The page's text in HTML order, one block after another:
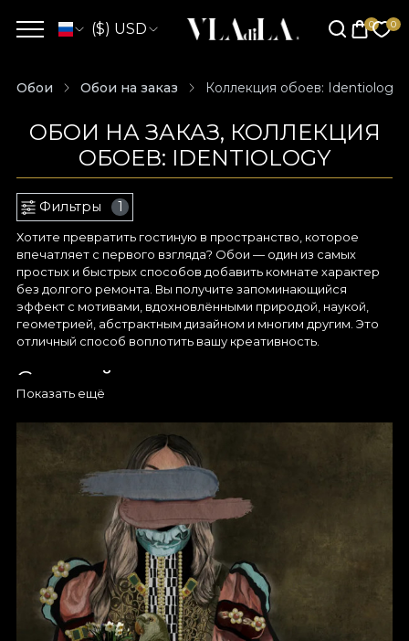
($) USD
Обои Обои на заказ Коллекция обоев: Identiology
ОБОИ НА ЗАКАЗ, КОЛЛЕКЦИЯ
ОБОЕВ: IDENTIOLOGY
Фильтры 1
Хотите превратить гостиную в пространство, которое
впечатляет с первого взгляда? Обои — один из самых
простых и быстрых способов добавить комнате характер
без долгого ремонта. Вы получите запоминающийся
эффект с мотивами, вдохновлёнными природой, наукой,
геометрией, абстрактным дизайном и многим другим. Это
отличный способ воплотить вашу креативность.
Сочетайте искусство и
элегантность с помощью
персонализированных обоев
В VLAdiLA вас ждёт широкий выбор обоев, чтобы вы могли
подобрать идеальные цвета, текстуры и размеры для
вашего пространства. Стоит добавить свою подпись в
интерьер и вернуть комнате новую жизнь с
индивидуальными обоями. Вы сразу увидите, как они
меняют атмосферу и превращают комнату в место, где
хочется оставаться дольше.
Измените атмосферу спальни, гостиной, ванной, кухни,
прихожей и не только. Всё это легко воплотить. Наши
Показать ещё